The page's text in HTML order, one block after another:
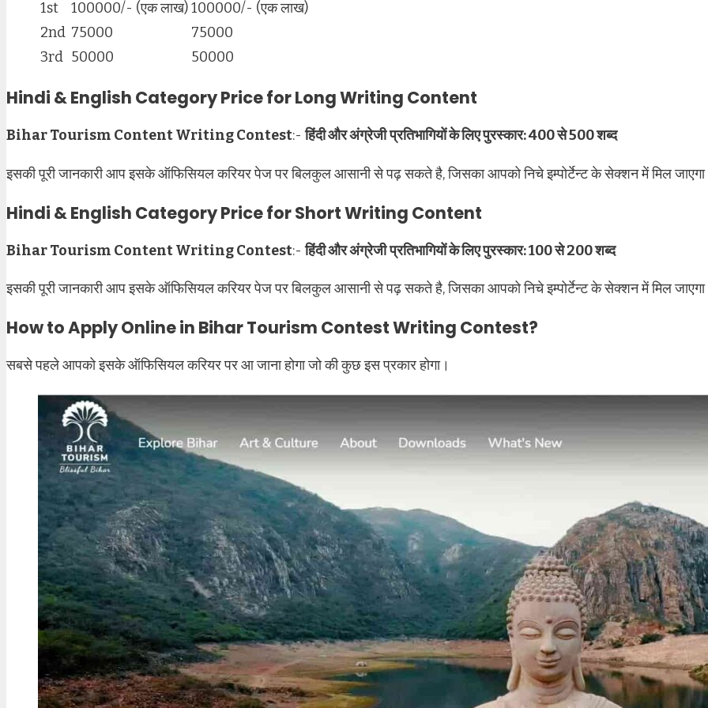
1st
100000/- (एक लाख)100000/- (एक लाख)
2nd 75000
75000
3rd 50000 50000
Hindi & English Category Price for Long Writing Content
Bihar Tourism Content Writing Contest:-हिंदी औरअंग्रेजीप्रतिभागियों के लिए पुरस्कार: 400 से 500 शब्द
इसकी पूरी जानकारी आप इसके ऑफिसियल करियर पेज पर बिलकुल आसानी से पढ़ सकते है, जिसका आपको निचे इम्पोर्टेन्ट के सेक्शन में मिल
Hindi & English Category Price for Short Writing Content
Bihar Tourism Content Writing Contest:-हिंदी औरअंग्रेजीप्रतिभागियों के लिए पुरस्कार: 100 से 200 शब्द
इसकी पूरी जानकारी आप इसके ऑफिसियल करियर पेज पर बिलकुल आसानी से पढ़ सकते है, जिसका आपको निचे इम्पोर्टेन्ट के सेक्शन में मिल
How to Apply Online in Bihar Tourism Contest Writing Contest?
सबसे पहले आपको इसके ऑफिसियल करियर पर आ जाना होगा जो की कुछ इस प्रकार होगा।